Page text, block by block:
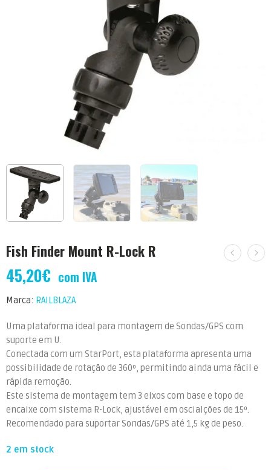
Fish Finder Mount R-Lock R
45,20€ com IVA
Marca: RAILBLAZA
Uma plataforma ideal para montagem de Sondas/GPS com
suporte em U.
Conectada com um StarPort, esta plataforma apresenta uma
possibilidade de rotação de 360º, permitindo ainda uma fácil e
rápida remoção.
Este sistema de montagem tem 3 eixos com base e topo de
encaixe com sistema R-Lock, ajustável em oscialções de 15º.
Recomendado para suportar Sondas/GPS até 1,5 kg de peso.
2 em stock